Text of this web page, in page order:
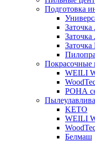
Подготовка
Покрасочные
WEILI
РОНА
KETO
WEILI
Белмаш